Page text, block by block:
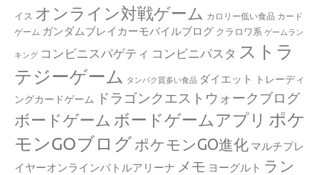
イス オンライン対戦ゲーム カロリー低い食品 カード
ゲーム ガンダムブレイカーモバイルブログ クラロワ系 ゲームラン
キング コンビニスパゲティ コンビニパスタ ストラ
テジーゲーム
タンパク質多い食品 ダイエット
トレーディ
ングカードゲーム
ドラゴンクエストウォークブログ
ボードゲーム ボードゲームアプリ ポケ
モンGOブログ ポケモンGO進化 マルチプレ
イヤーオンラインバトルアリーナ メモ ヨーグルト ラン